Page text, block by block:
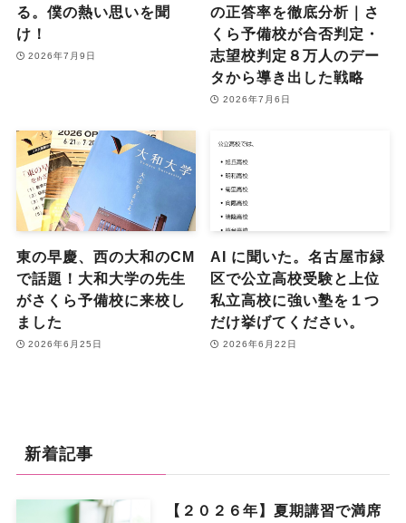
る。僕の熱い思いを聞
け！
2026年7月9日
の正答率を徹底分析｜さ
くら予備校が合否判定・
志望校判定８万人のデー
タから導き出した戦略
2026年7月6日
東の早慶、西の大和のCM
で話題！大和大学の先生
がさくら予備校に来校し
ました
2026年6月25日
AI に聞いた。名古屋市緑
区で公立高校受験と上位
私立高校に強い塾を１つ
だけ挙げてください。
2026年6月22日
新着記事
【２０２６年】夏期講習で満席